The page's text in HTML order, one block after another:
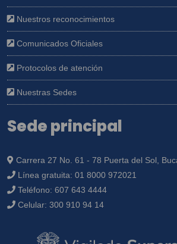
Nuestros reconocimientos
Comunicados Oficiales
Protocolos de atención
Nuestras Sedes
Sede principal
Carrera 27 No. 61 - 78 Puerta del Sol,
Línea gratuita: 01 8000 972021
Teléfono: 607 643 4444
Celular: 300 910 94 14